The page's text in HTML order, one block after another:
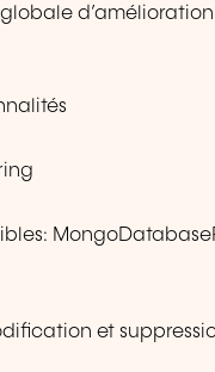
et